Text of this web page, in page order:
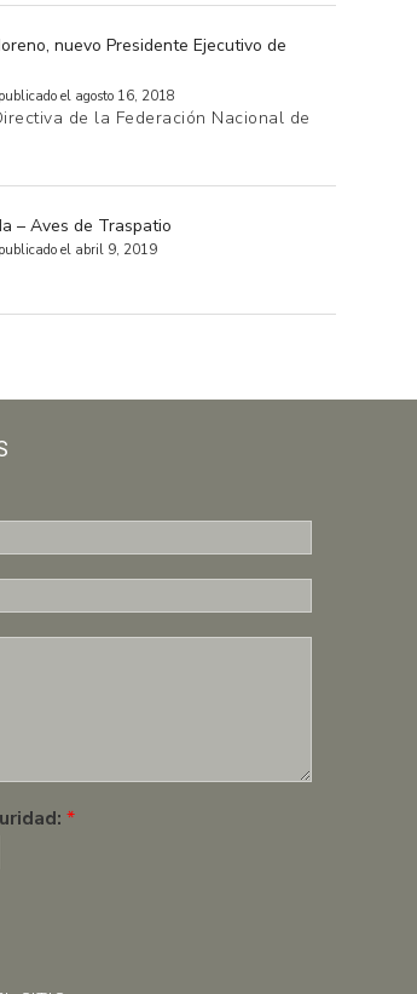
nuevo Presidente Ejecutivo de
publicado el agosto 16, 2018
de la Federación Nacional de
– Aves de Traspatio
publicado el abril 9, 2019
*